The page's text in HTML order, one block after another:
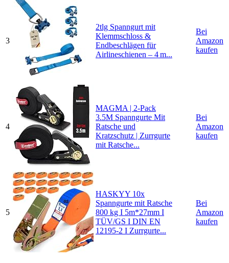
3
2tlg Spanngurt mit
Klemmschloss &
Endbeschlägen für
Airlineschienen – 4 m...
Bei
Amazon
kaufen
4
MAGMA | 2-Pack
3.5M Spanngurte Mit
Ratsche und
Kratzschutz | Zurrgurte
mit Ratsche...
Bei
Amazon
kaufen
5
HASKYY 10x
Spanngurte mit Ratsche
800 kg I 5m*27mm I
TÜV/GS I DIN EN
12195-2 I Zurrgurte...
Bei
Amazon
kaufen